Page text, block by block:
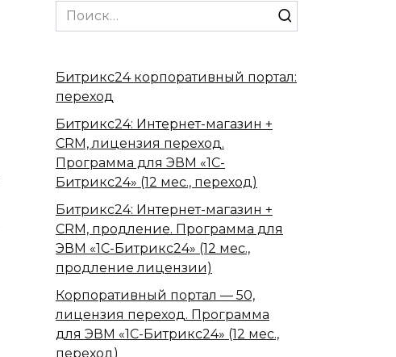
Search
for:
Битрикс24 корпоративный портал:
переход
Битрикс24: Интернет-магазин +
CRM, лицензия переход.
Программа для ЭВМ «1С-
Битрикс24» (12 мес., переход)
Битрикс24: Интернет-магазин +
CRM, продление. Программа для
ЭВМ «1С-Битрикс24» (12 мес.,
продление лицензии)
Корпоративный портал — 50,
лицензия переход. Программа
для ЭВМ «1С-Битрикс24» (12 мес.,
переход)